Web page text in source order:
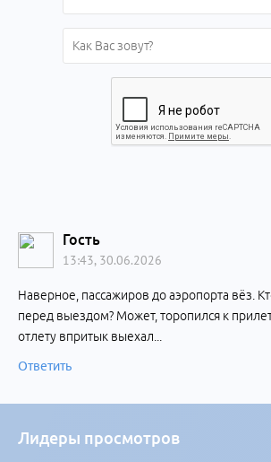
Гость
13:43, 30.06.2026
Наверное, пассажиров до аэропорта вёз.
перед выездом? Может, торопился к
отлету впритык выехал...
Ответить
Лидеры просмотров